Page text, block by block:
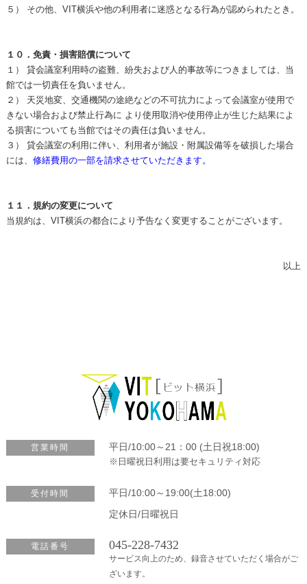
５） その他、VIT横浜や他の利用者に迷惑となる行為が認められたとき。
１０．免責・損害賠償について
１） 貸会議室利用時の盗難、紛失および人的事故等につきましては、当
館では一切責任を負いません。
２） 天災地変、交通機関の途絶などの不可抗力によって会議室が使用で
きない場合および禁止行為に より使用取消や使用停止が生じた結果によ
る損害についても当館ではその責任は負いません。
３） 貸会議室の利用に伴い、利用者が施設・附属設備等を破損した場合
には、 修繕費用の一部を請求させていただきます。
１１．規約の変更について
当規約は、VIT横浜の都合により予告なく変更することがございます。
以上
営業時間 平日/10:00～21：00 (土日祝18:00)
※日曜祝日利用は要セキュリティ対応
受付時間
平日/10:00～19:00(土18:00)
定休日/日曜祝日
電話番号 045-228-7432
サービス向上のため、録音させていただく場合がご
ざいます。